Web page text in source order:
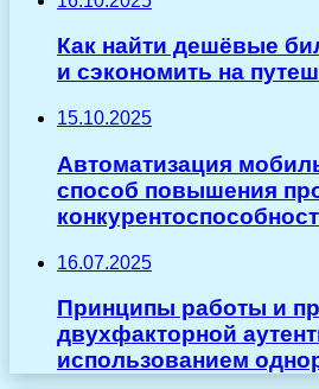
Как найти дешёвые
и сэкономить на
15.10.2025
Автоматизация
способ повышения
16.07.2025
Принципы работы и
двухфакторной
использованием